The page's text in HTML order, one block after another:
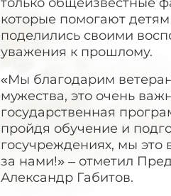
которые помогают
поделились своими
уважения к прошлому.
«Мы благодарим
мужества, это очень
государственная
пройдя обучение и
госучреждениях, мы это
за нами!» – отметил
Александр Габитов.